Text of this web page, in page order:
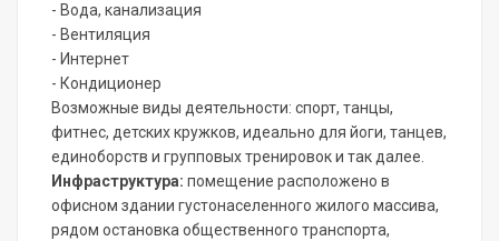
- Вода, канализация
- Вентиляция
- Интернет
- Кондиционер
Возможные виды деятельности: спорт, танцы,
фитнес, детских кружков, идеально для йоги, танцев,
единоборств и групповых тренировок и так далее.
Инфраструктура: помещение расположено в
офисном здании густонаселенного жилого массива,
рядом остановка общественного транспорта,